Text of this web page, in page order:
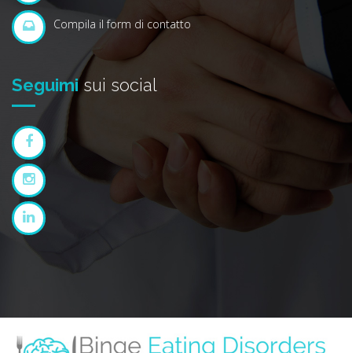
Compila il form di contatto
Seguimisui social